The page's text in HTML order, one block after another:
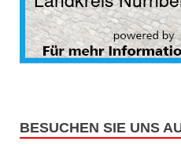
BESUCHEN SIE UNS